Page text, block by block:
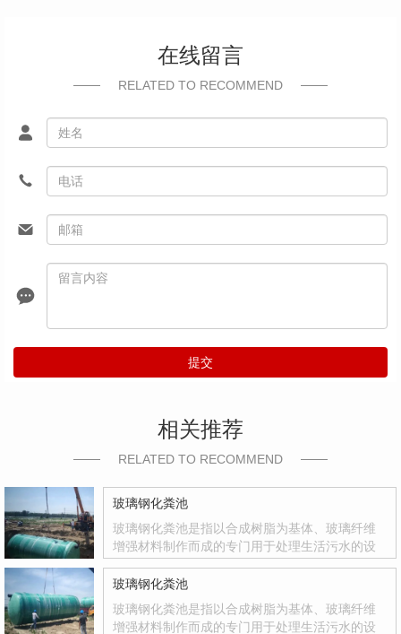
在线留言
RELATED TO RECOMMEND
提交
相关推荐
RELATED TO RECOMMEND
玻璃钢化粪池
玻璃钢化粪池是指以合成树脂为基体、玻璃纤维
增强材料制作而成的专门用于处理生活污水的设
品，其质量轻、强度高、韧性好、耐腐蚀、色彩
鲜艳、光洁度达到镜面效果等优点
玻璃钢化粪池
玻璃钢化粪池是指以合成树脂为基体、玻璃纤维
增强材料制作而成的专门用于处理生活污水的设